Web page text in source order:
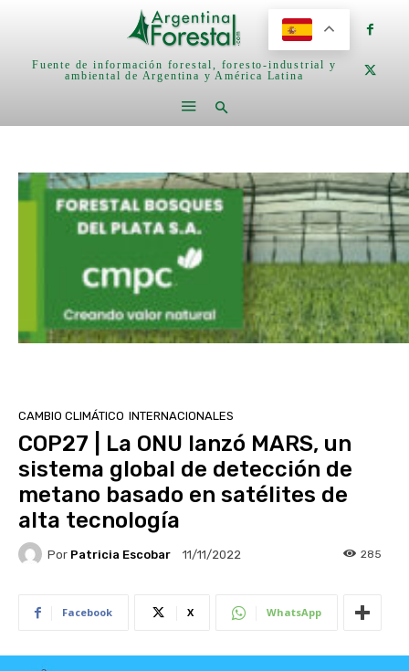
Fuente de información forestal, foresto-industrial y
ambiental de Argentina y América Latina
CAMBIO CLIMÁTICO INTERNACIONALES
COP27 | La ONU lanzó MARS, un
sistema global de detección de
metano basado en satélites de
alta tecnología
Por Patricia Escobar 11/11/2022 285
Facebook X WhatsApp